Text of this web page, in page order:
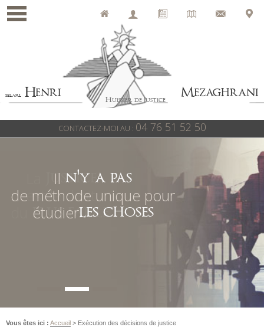
Accueil L'Étude
SELARLHenri Mezaghrani
Huissier de justice
CONTACTEZ-MOI AU : 04 76 51 52 50
Il n'y a pas
de méthode unique pour
étudierles choses
Vous êtes ici : Accueil > Exécution des décisions de justice